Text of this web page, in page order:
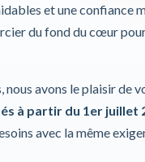
et une confiance
du fond du cœur
avons le plaisir de
à partir du 1er juillet
avec la même